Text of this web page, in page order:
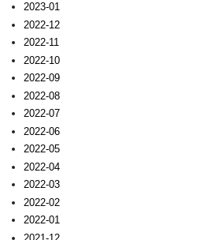
2023-01
2022-12
2022-11
2022-10
2022-09
2022-08
2022-07
2022-06
2022-05
2022-04
2022-03
2022-02
2022-01